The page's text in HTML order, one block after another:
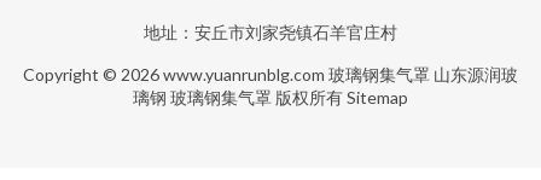
地址：安丘市刘家尧镇石羊官庄村
Copyright © 2026www.yuanrunblg.com 玻璃钢集气罩 山东源润玻
璃钢 玻璃钢集气罩 版权所有Sitemap